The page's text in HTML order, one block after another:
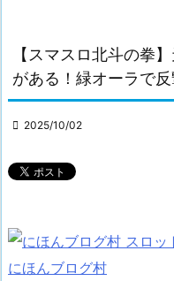
【スマスロ北斗の拳
がある！緑オーラで反
 2025/10/02
にほんブログ村